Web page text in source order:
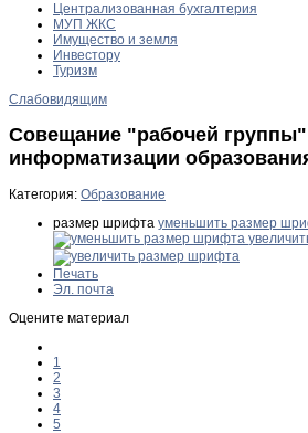
Централизованная бухгалтерия
МУП ЖКС
Имущество и земля
Инвестору
Туризм
Слабовидящим
Совещание "рабочей
информатизации
Категория: Образование
размер шрифта уменьшить размер
Печать
Эл. почта
Оцените материал
1
2
3
4
5